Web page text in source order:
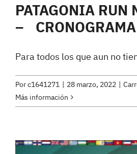
PATAGONIA RUN
– CRONOGRAMA
Para todos los que aun no
Porc1641271 | 28 marzo, 2022 |
Más información